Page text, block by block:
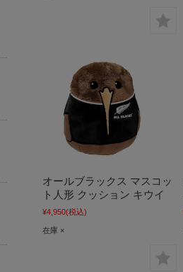
オールブラックス マスコッ
ト人形 クッション キウイ
¥4,950(税込)
在庫 ×